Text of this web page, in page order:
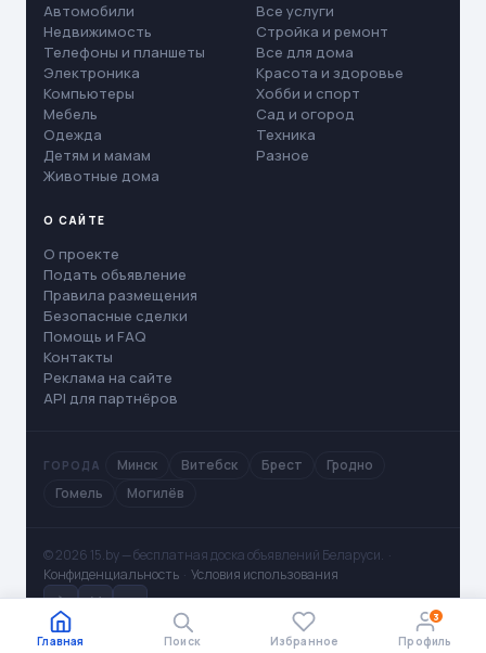
Главная Поиск Избранное
3
Профиль
Автомобили
Недвижимость
Телефоны и планшеты
Электроника
Компьютеры
Мебель
Одежда
Детям и мамам
Животные дома
Все услуги
Стройка и ремонт
Все для дома
Красота и здоровье
Хобби и спорт
Сад и огород
Техника
Разное
О САЙТЕ
О проекте
Подать объявление
Правила размещения
Безопасные сделки
Помощь и FAQ
Контакты
Реклама на сайте
API для партнёров
ГОРОДА Минск Витебск Брест
Гродно
Гомель
Могилёв
© 2026 15.by — бесплатная доска объявлений Беларуси. ·
Конфиденциальность · Условия использования
✈ V ◻